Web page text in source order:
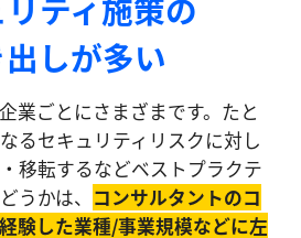
ティ施策の
しが多い
業ごとにさまざまです。たと
るセキュリティリスクに対し
移転するなどベストプラクテ
うかは、 コンサルタントのコ
験した業種/事業規模などに左